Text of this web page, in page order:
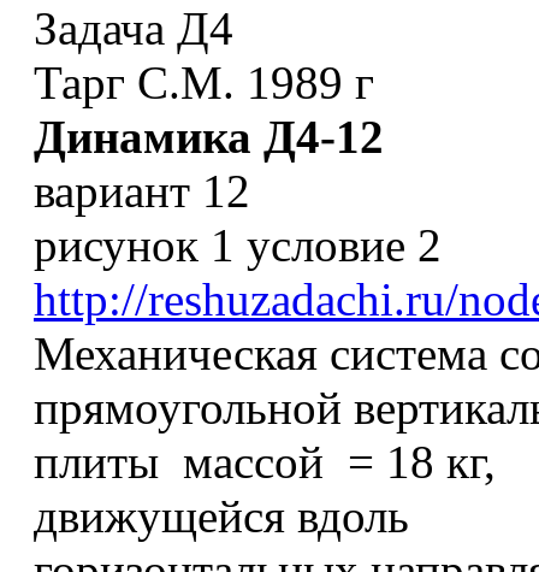
Задача Д4
Тарг С.М. 1989 г
Динамика Д4-12
вариант 12
рисунок 1 условие 2
http://reshuzadachi.ru/
Механическая система
прямоугольной
плиты массой = 18 кг,
движущейся вдоль